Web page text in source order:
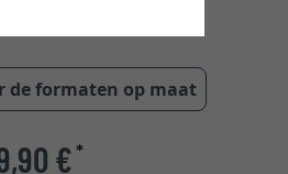
de formaten op maat
€*